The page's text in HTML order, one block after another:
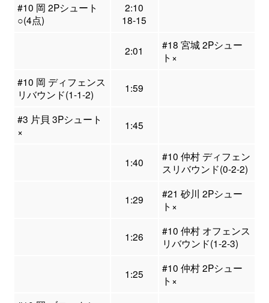
#10 岡 2Pシュート
○(4点)
2:10
18-15
2:01
#18 宮城 2Pシュー
ト×
#10 岡 ディフェンス
リバウンド(1-1-2)
1:59
#3 片貝 3Pシュート
×
1:45
1:40
#10 仲村 ディフェン
スリバウンド(0-2-2)
1:29
#21 砂川 2Pシュー
ト×
1:26
#10 仲村 オフェンス
リバウンド(1-2-3)
1:25
#10 仲村 2Pシュー
ト×